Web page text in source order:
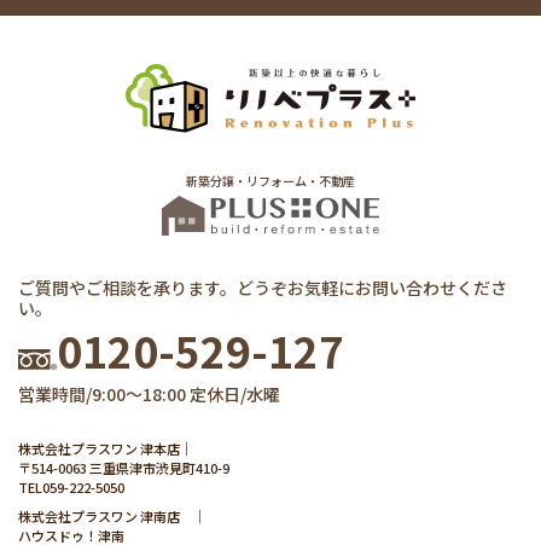
新築分譲・リフォーム・不動産
ご質問やご相談を承ります。どうぞお気軽にお問い合わせくださ
い。
0120-529-127
営業時間/9:00～18:00 定休日/水曜
株式会社プラスワン 津本店｜
〒514-0063 三重県津市渋見町410-9
TEL059-222-5050
株式会社プラスワン 津南店 ｜
ハウスドゥ！津南